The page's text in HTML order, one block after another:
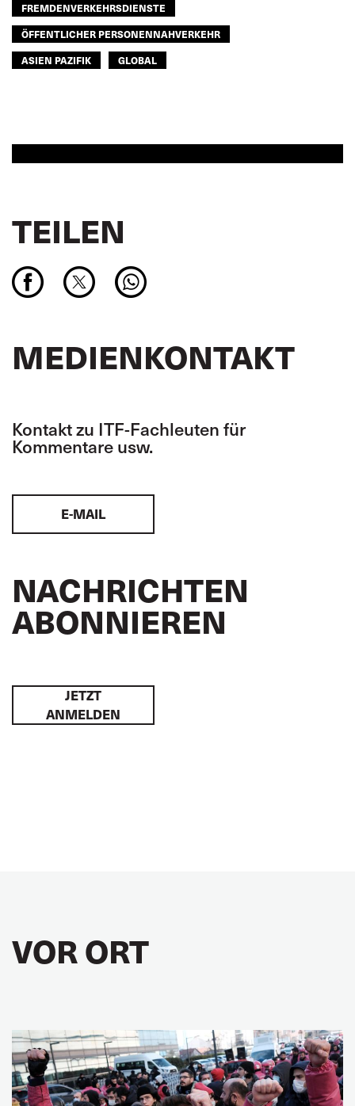
FREMDENVERKEHRSDIENSTE
ÖFFENTLICHER PERSONENNAHVERKEHR
ASIEN PAZIFIK
GLOBAL
TEILEN
MEDIENKONTAKT
Kontakt zu ITF-Fachleuten für
Kommentare usw.
E-MAIL
NACHRICHTEN
ABONNIEREN
JETZT
ANMELDEN
VOR ORT